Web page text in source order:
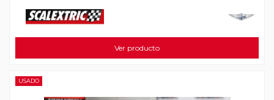
Ver producto
USADO